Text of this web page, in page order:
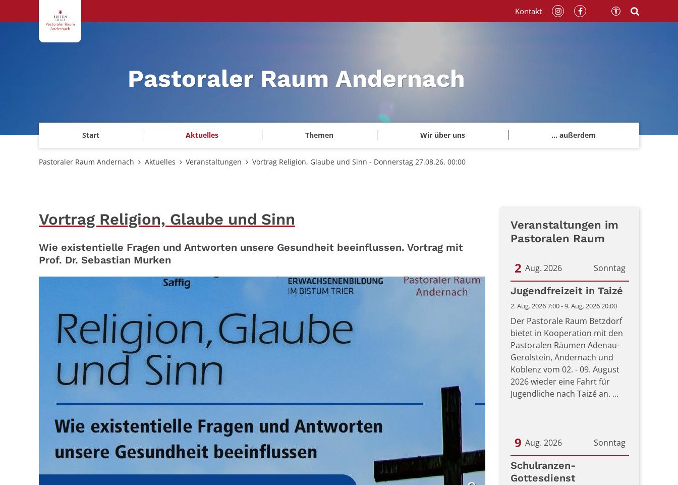
Pastoraler Raum Andernach
Start Aktuelles Themen Wir über uns ... außerdem
Kontakt
Pastoraler Raum Andernach Aktuelles Veranstaltungen Vortrag Religion, Glaube und Sinn - Donnerstag 27.08.26, 00:00
Vortrag Religion, Glaube und Sinn
Wie existentielle Fragen und Antworten unsere Gesundheit beeinflussen. Vortrag mit
Prof. Dr. Sebastian Murken
Veranstaltungen im
Pastoralen Raum
Sonntag
2 Aug. 2026
Datum: 2. August 2026
Jugendfreizeit in Taizé
2. Aug. 2026 7:00 - 9. Aug. 2026 20:00
Der Pastorale Raum Betzdorf
bietet in Kooperation mit den
Pastoralen Räumen Adenau-
Gerolstein, Andernach und
Koblenz vom 02. - 09. August
2026 wieder eine Fahrt für
Jugendliche nach Taizé an. ...
Sonntag
9 Aug. 2026
Datum: 9. August 2026
Schulranzen-
Gottesdienst